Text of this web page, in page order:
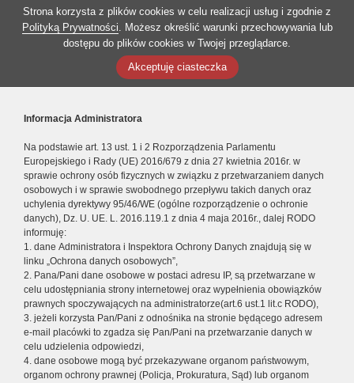
Strona korzysta z plików cookies w celu realizacji usług i zgodnie z
Polityką Prywatności. Możesz określić warunki przechowywania lub
dostępu do plików cookies w Twojej przeglądarce.
Akceptuję ciasteczka
Informacja Administratora
Na podstawie art. 13 ust. 1 i 2 Rozporządzenia Parlamentu
Europejskiego i Rady (UE) 2016/679 z dnia 27 kwietnia 2016r. w
sprawie ochrony osób fizycznych w związku z przetwarzaniem danych
osobowych i w sprawie swobodnego przepływu takich danych oraz
uchylenia dyrektywy 95/46/WE (ogólne rozporządzenie o ochronie
danych), Dz. U. UE. L. 2016.119.1 z dnia 4 maja 2016r., dalej RODO
informuję:
1. dane Administratora i Inspektora Ochrony Danych znajdują się w
linku „Ochrona danych osobowych”,
2. Pana/Pani dane osobowe w postaci adresu IP, są przetwarzane w
celu udostępniania strony internetowej oraz wypełnienia obowiązków
prawnych spoczywających na administratorze(art.6 ust.1 lit.c RODO),
3. jeżeli korzysta Pan/Pani z odnośnika na stronie będącego adresem
e-mail placówki to zgadza się Pan/Pani na przetwarzanie danych w
celu udzielenia odpowiedzi,
4. dane osobowe mogą być przekazywane organom państwowym,
organom ochrony prawnej (Policja, Prokuratura, Sąd) lub organom